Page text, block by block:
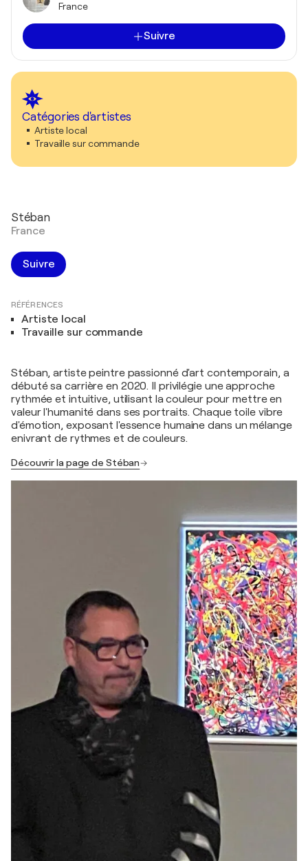
France
Suivre
Catégories d'artistes
Artiste local
Travaille sur commande
Stéban
France
Suivre
RÉFÉRENCES
Artiste local
Travaille sur commande
Stéban, artiste peintre passionné d'art contemporain, a
débuté sa carrière en 2020. Il privilégie une approche
rythmée et intuitive, utilisant la couleur pour mettre en
valeur l'humanité dans ses portraits. Chaque toile vibre
d'émotion, exposant l'essence humaine dans un mélange
enivrant de rythmes et de couleurs.
Découvrir la page de Stéban